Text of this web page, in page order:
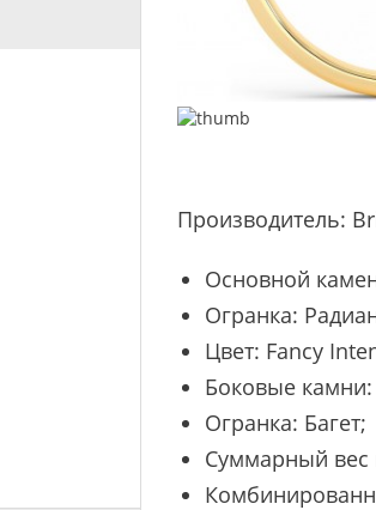
Производитель:
Основной
Огранка:
Цвет: Fancy
Боковые
Огранка: Багет;
Суммарный вес